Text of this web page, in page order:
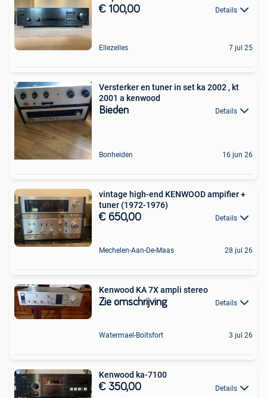
€ 100,00 Details
Ellezelles 7 jul 25
Versterker en tuner in set ka 2002 , kt
2001 a kenwood
Bieden Details
Bonheiden 16 jun 26
vintage high-end KENWOOD ampifier +
tuner (1972-1976)
€ 650,00 Details
Mechelen-Aan-De-Maas 28 jul 26
Kenwood KA 7X ampli stereo
Zie omschrijving Details
Watermael-Boitsfort 3 jul 26
Kenwood ka-7100
€ 350,00 Details